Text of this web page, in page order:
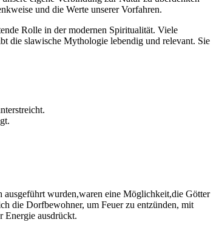
⁤und die Werte unserer Vorfahren.
Rolle in der modernen ⁣Spiritualität.⁢ Viele
die slawische ⁤Mythologie lebendig‌ und relevant. Sie
wurden,waren eine Möglichkeit,die Götter
die Dorfbewohner, um Feuer zu entzünden, ⁢mit
Energie ausdrückt.